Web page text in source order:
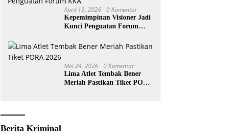
April 19, 2026 0 Komentar
Kepemimpinan Visioner Jadi
Kunci Penguatan Forum
Mei 24, 2026 0 Komentar
Lima Atlet Tembak Bener
Meriah Pastikan Tiket PORA
Berita Kriminal